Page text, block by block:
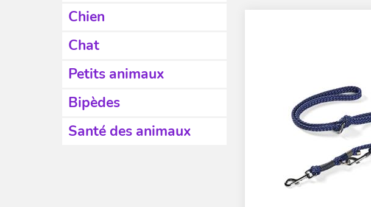
Chien
Chat
Petits animaux
Bipèdes
Santé des animaux